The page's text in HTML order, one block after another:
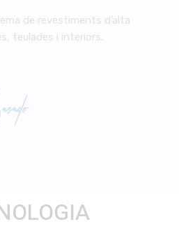
de revestiments d’alta
teulades i interiors.